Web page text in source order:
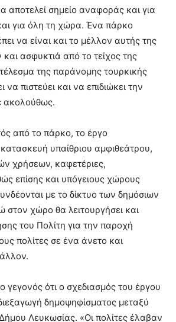
αποτελεί σημείο αναφοράς και για
για όλη τη χώρα. Ένα πάρκο
να είναι και το μέλλον αυτής της
ασφυκτιά από το τείχος της
της παράνομης τουρκικής
να πιστεύει και να επιδιώκει την
ακολούθως.
από το πάρκο, το έργο
υπαίθριου αμφιθεάτρου,
χρήσεων, καφετέριες,
επίσης και υπόγειους χώρους
με το δίκτυο των δημόσιων
στον χώρο θα λειτουργήσει και
του Πολίτη για την παροχή
πολίτες σε ένα άνετο και
γεγονός ότι ο σχεδιασμός του έργου
δημοψηφίσματος μεταξύ
Λευκωσίας. «Οι πολίτες έλαβαν